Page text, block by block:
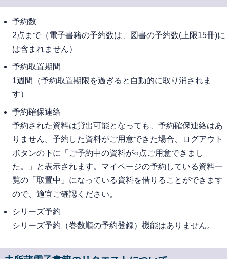
予約数
2点まで（電子書籍の予約数は、図書の予約数(上限15冊)に
は含まれません）
予約取置期間
1週間（予約取置期限を過ぎると自動的に取り消されま
す）
予約確保連絡
予約された資料は貸出可能となっても、予約確保連絡はあ
りません。予約した資料がご用意できた場合、ログアウト
ボタンの下に「ご予約中の資料が○点ご用意できまし
た。」と表示されます。マイページの予約している資料一
覧の「取置中」になっている資料を借りることができます
ので、適宜ご確認ください。
シリーズ予約
シリーズ予約（巻数順の予約登録）機能はありません。